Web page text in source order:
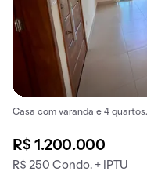
Casa com varanda e 4
R$ 1.200.000
R$ 250 Condo. + IPTU